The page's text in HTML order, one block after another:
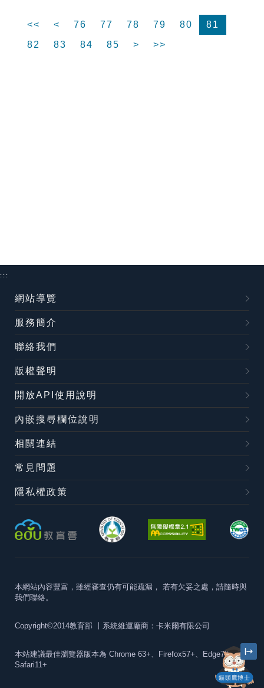
<< < 76 77 78 79 80
81
82
83 84 85 > >>
貓頭鷹博士
:::
網站導覽
服務簡介
聯絡我們
版權聲明
開放API使用說明
內嵌搜尋欄位說明
相關連結
常見問題
隱私權政策
本網站內容豐富，雖經審查仍有可能疏漏， 若有欠妥之處，請隨時與
我們聯絡。
Copyright©2014教育部 丨系統維運廠商：卡米爾有限公司
本站建議最佳瀏覽器版本為 Chrome 63+、Firefox57+、Edge79+及
Safari11+